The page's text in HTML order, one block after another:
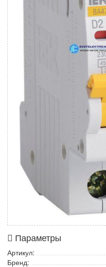
Параметры
Артикул:
Бренд: